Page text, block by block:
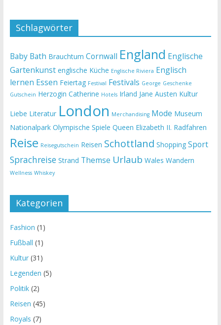
Schlagwörter
Baby Bath Brauchtum Cornwall England Englische
Gartenkunst englische Küche Englische Riviera Englisch
lernen Essen Feiertag Festival Festivals George Geschenke
Gutschein Herzogin Catherine Hotels Irland Jane Austen Kultur
Liebe Literatur London Merchandising Mode Museum
Nationalpark Olympische Spiele Queen Elizabeth II. Radfahren
Reise Reisegutschein Reisen Schottland Shopping Sport
Sprachreise Strand Themse Urlaub Wales Wandern
Wellness Whiskey
Kategorien
Fashion (1)
Fußball (1)
Kultur(31)
Legenden (5)
Politik(2)
Reisen (45)
Royals (7)